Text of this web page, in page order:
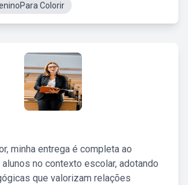
Colorir
minha entrega é completa ao
no contexto escolar, adotando
que valorizam relações